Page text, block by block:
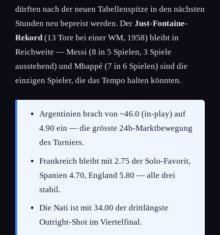
dürften nach der neuen Tabellenspitze in den nächsten
Stunden neu bepreist werden. Der Just-Fontaine-
Rekord(13 Tore bei einer WM, 1958) bleibt in
Reichweite — Messi (8 in 5 Spielen, 3 Spiele
ausstehend) und Mbappé (7 in 6 Spielen) sind die
einzigen Spieler, die das Tempo halten könnten.
Argentinien brach von ~46.0 (in-play) auf
4.90 ein — die grösste 24h-Marktbewegung
des Turniers.
Frankreich bleibt mit 2.75 der Solo-Favorit,
Spanien 4.70, England 5.80 — alle drei
stabil.
Die Nati ist mit 34.00 der drittlängste
Outright-Shot im Viertelfinal.